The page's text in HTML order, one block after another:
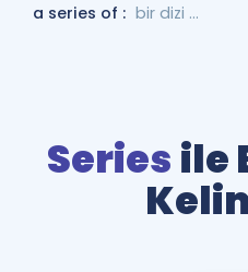
a series of : bir dizi ...
Series ile